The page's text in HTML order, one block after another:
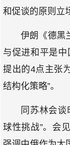
和促谈的原则立
伊朗《德黑
与促进和平是
提出的4点主张
结构化策略”。
同苏林会
球性挑战”。会